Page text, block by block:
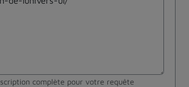
complète pour votre requête